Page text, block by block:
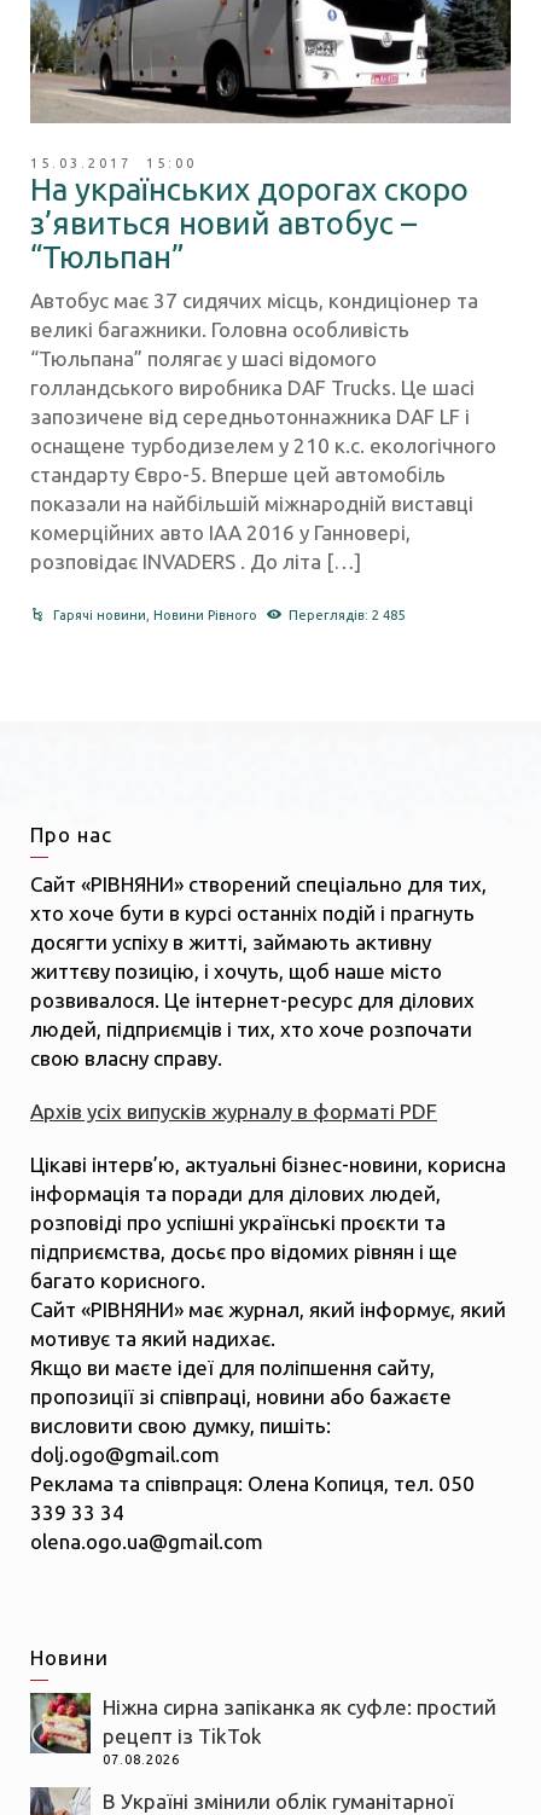
15.03.2017 15:00
На українських дорогах скоро
з’явиться новий автобус –
“Тюльпан”
Автобус має 37 сидячих місць, кондиціонер та
великі багажники. Головна особливість
“Тюльпана” полягає у шасі відомого
голландського виробника DAF Trucks. Це шасі
запозичене від середньотоннажника DAF LF і
оснащене турбодизелем у 210 к.с. екологічного
стандарту Євро-5. Вперше цей автомобіль
показали на найбільшій міжнародній виставці
комерційних авто IAA 2016 у Ганновері,
розповідає INVADERS . До літа […]
Гарячі новини Новини Рівного Переглядів: 2 485
Про нас
Сайт «РІВНЯНИ» створений спеціально для тих,
хто хоче бути в курсі останніх подій і прагнуть
досягти успіху в житті, займають активну
життєву позицію, і хочуть, щоб наше місто
розвивалося. Це інтернет-ресурс для ділових
людей, підприємців і тих, хто хоче розпочати
свою власну справу.
Архів усіх випусків журналу в форматі PDF
Цікаві інтерв’ю, актуальні бізнес-новини, корисна
інформація та поради для ділових людей,
розповіді про успішні українські проєкти та
підприємства, досьє про відомих рівнян і ще
багато корисного.
Сайт «РІВНЯНИ» має журнал, який інформує, який
мотивує та який надихає.
Якщо ви маєте ідеї для поліпшення сайту,
пропозиції зі співпраці, новини або бажаєте
висловити свою думку, пишіть:
dolj.ogo@gmail.com
Реклама та співпраця: Олена Копиця, тел. 050
339 33 34
olena.ogo.ua@gmail.com
Новини
Ніжна сирна запіканка як суфле: простий
рецепт із TikTok
07.08.2026
В Україні змінили облік гуманітарної